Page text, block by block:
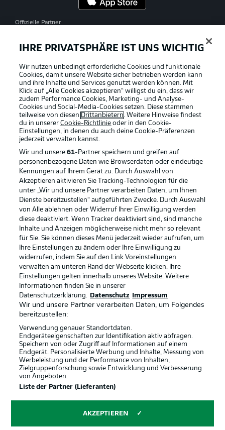
Offizielle Partner
Rechtliche Hinweise Voreinstellungen verwalten
Datenschutz Nutzungsbedingungen
Broadcaster Kontakt
Jobs Impressum
Partner Spieler
Liveticker
© 2026 Bundesliga-Gruppe GmbH
IHRE PRIVATSPHÄRE IST UNS WICHTIG
Wir nutzen unbedingt erforderliche Cookies und funktionale
Cookies, damit unsere Website sicher betrieben werden kann
und ihre Inhalte und Services genutzt werden können. Mit
Klick auf „Alle Cookies akzeptieren“ willigst du ein, dass wir
zudem Performance Cookies, Marketing- und Analyse-
Cookies und Social-Media-Cookies setzen. Diese stammen
teilweise von diesen Drittanbietern. Weitere Hinweise findest
du in unsererCookie-Richtlinie oder in den Cookie-
Einstellungen, in denen du auch deine Cookie-Präferenzen
jederzeit verwalten kannst.
Wir und unsere61-Partner speichern und greifen auf
personenbezogene Daten wie Browserdaten oder eindeutige
Kennungen auf Ihrem Gerät zu. Durch Auswahl von
Akzeptieren aktivieren Sie Tracking-Technologien für die
unter „Wir und unsere Partner verarbeiten Daten, um Ihnen
Dienste bereitzustellen“ aufgeführten Zwecke. Durch Auswahl
von Alle ablehnen oder Widerruf Ihrer Einwilligung werden
diese deaktiviert. Wenn Tracker deaktiviert sind, sind manche
Inhalte und Anzeigen möglicherweise nicht mehr so relevant
für Sie. Sie können dieses Menü jederzeit wieder aufrufen, um
Ihre Einstellungen zu ändern oder Ihre Einwilligung zu
widerrufen, indem Sie auf den Link Voreinstellungen
verwalten am unteren Rand der Webseite klicken. Ihre
Einstellungen gelten innerhalb unseres Website. Weitere
Informationen finden Sie in unserer
Datenschutzerklärung.
Datenschutz Impressum
Wir und unsere Partner verarbeiten Daten, um Folgendes
bereitzustellen:
Verwendung genauer Standortdaten.
Endgeräteeigenschaften zur Identifikation aktiv abfragen.
Speichern von oder Zugriff auf Informationen auf einem
Endgerät. Personalisierte Werbung und Inhalte, Messung von
Werbeleistung und der Performance von Inhalten,
Zielgruppenforschung sowie Entwicklung und Verbesserung
von Angeboten.
Liste der Partner (Lieferanten)
AKZEPTIEREN